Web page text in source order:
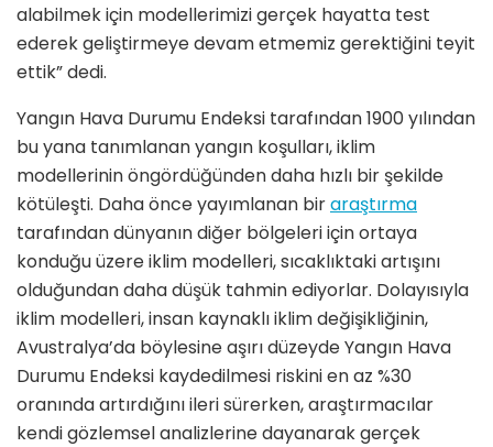
alabilmek için modellerimizi gerçek hayatta test
ederek geliştirmeye devam etmemiz gerektiğini teyit
ettik” dedi.
Yangın Hava Durumu Endeksi tarafından 1900 yılından
bu yana tanımlanan yangın koşulları, iklim
modellerinin öngördüğünden daha hızlı bir şekilde
kötüleşti. Daha önce yayımlanan biraraştırma
tarafından dünyanın diğer bölgeleri için ortaya
konduğu üzere iklim modelleri, sıcaklıktaki artışını
olduğundan daha düşük tahmin ediyorlar. Dolayısıyla
iklim modelleri, insan kaynaklı iklim değişikliğinin,
Avustralya’da böylesine aşırı düzeyde Yangın Hava
Durumu Endeksi kaydedilmesi riskini en az %30
oranında artırdığını ileri sürerken, araştırmacılar
kendi gözlemsel analizlerine dayanarak gerçek